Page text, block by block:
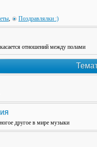
, Поздравлялки :)
отношений между полами
другое в мире музыки